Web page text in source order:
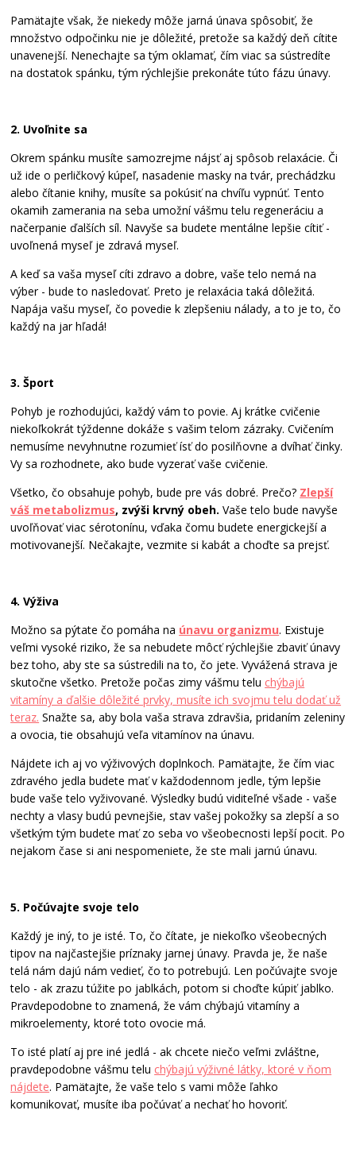
Pamätajte však, že niekedy môže jarná únava spôsobiť, že
množstvo odpočinku nie je dôležité, pretože sa každý deň cítite
unavenejší. Nenechajte sa tým oklamať, čím viac sa sústredíte
na dostatok spánku, tým rýchlejšie prekonáte túto fázu únavy.
2. Uvoľnite sa
Okrem spánku musíte samozrejme nájsť aj spôsob relaxácie. Či
už ide o perličkový kúpeľ, nasadenie masky na tvár, prechádzku
alebo čítanie knihy, musíte sa pokúsiť na chvíľu vypnúť. Tento
okamih zamerania na seba umožní vášmu telu regeneráciu a
načerpanie ďalších síl. Navyše sa budete mentálne lepšie cítiť -
uvoľnená myseľ je zdravá myseľ.
A keď sa vaša myseľ cíti zdravo a dobre, vaše telo nemá na
výber - bude to nasledovať. Preto je relaxácia taká dôležitá.
Napája vašu myseľ, čo povedie k zlepšeniu nálady, a to je to, čo
každý na jar hľadá!
3. Šport
Pohyb je rozhodujúci, každý vám to povie. Aj krátke cvičenie
niekoľkokrát týždenne dokáže s vašim telom zázraky. Cvičením
nemusíme nevyhnutne rozumieť ísť do posilňovne a dvíhať činky.
Vy sa rozhodnete, ako bude vyzerať vaše cvičenie.
Všetko, čo obsahuje pohyb, bude pre vás dobré. Prečo? Zlepší
váš metabolizmus, zvýši krvný obeh. Vaše telo bude navyše
uvoľňovať viac sérotonínu, vďaka čomu budete energickejší a
motivovanejší. Nečakajte, vezmite si kabát a choďte sa prejsť.
4. Výživa
Možno sa pýtate čo pomáha na únavu organizmu. Existuje
veľmi vysoké riziko, že sa nebudete môcť rýchlejšie zbaviť únavy
bez toho, aby ste sa sústredili na to, čo jete. Vyvážená strava je
skutočne všetko. Pretože počas zimy vášmu telu chýbajú
vitamíny a ďalšie dôležité prvky, musíte ich svojmu telu dodať už
teraz. Snažte sa, aby bola vaša strava zdravšia, pridaním zeleniny
a ovocia, tie obsahujú veľa vitamínov na únavu.
Nájdete ich aj vo výživových doplnkoch. Pamätajte, že čím viac
zdravého jedla budete mať v každodennom jedle, tým lepšie
bude vaše telo vyživované. Výsledky budú viditeľné všade - vaše
nechty a vlasy budú pevnejšie, stav vašej pokožky sa zlepší a so
všetkým tým budete mať zo seba vo všeobecnosti lepší pocit. Po
nejakom čase si ani nespomeniete, že ste mali jarnú únavu.
5. Počúvajte svoje telo
Každý je iný, to je isté. To, čo čítate, je niekoľko všeobecných
tipov na najčastejšie príznaky jarnej únavy. Pravda je, že naše
telá nám dajú nám vedieť, čo to potrebujú. Len počúvajte svoje
telo - ak zrazu túžite po jablkách, potom si choďte kúpiť jablko.
Pravdepodobne to znamená, že vám chýbajú vitamíny a
mikroelementy, ktoré toto ovocie má.
To isté platí aj pre iné jedlá - ak chcete niečo veľmi zvláštne,
pravdepodobne vášmu telu chýbajú výživné látky, ktoré v ňom
nájdete. Pamätajte, že vaše telo s vami môže ľahko
komunikovať, musíte iba počúvať a nechať ho hovoriť.